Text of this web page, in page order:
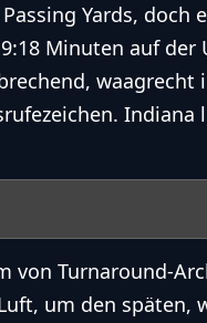
Yards, doch
Minuten auf der
waagrecht
Indiana
von Turnaround-
um den späten,